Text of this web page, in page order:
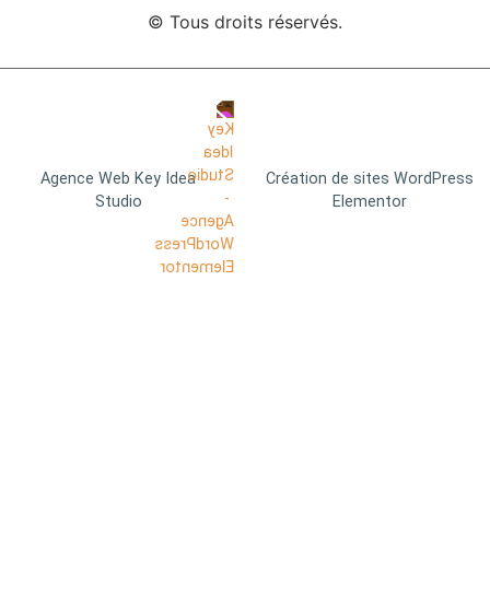
© Tous droits réservés.
Agence Web Key Idea
Studio
Création de sites WordPress
Elementor